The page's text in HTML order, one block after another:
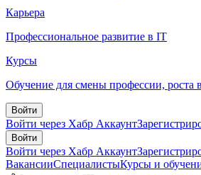
Карьера
Профессиональное развитие в IT
Курсы
Обучение для смены профессии, роста
Войти
Войти через Хабр Аккаунт
Войти
Войти через Хабр Аккаунт
ВакансииСпециалистыКурсы и